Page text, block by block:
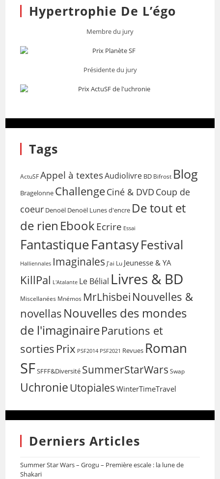
Hypertrophie De L’égo
Membre du jury
Présidente du jury
Tags
ActuSF Appel à textesAudiolivre BD Bifrost Blog
Bragelonne ChallengeCiné & DVD Coup de
coeur Denoël Denoël Lunes d'encre De tout et
de rien EbookEcrire Essai
FantastiqueFantasyFestival
Halliennales Imaginales J'ai Lu Jeunesse & YA
KillPal L'Atalante Le Bélial Livres & BD
Miscellanées Mnémos MrLhisbei Nouvelles &
novellas Nouvelles des mondes
de l'imaginaireParutions et
sorties Prix PSF2014 PSF2021 Revues Roman
SFSFFF&Diversité SummerStarWars Swap
Uchronie Utopiales WinterTimeTravel
Derniers Articles
Summer Star Wars – Grogu – Première escale : la lune de
Shakari